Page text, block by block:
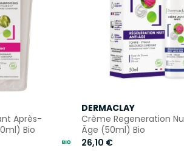
Après-
Bio
DERMACLAY
Crème Regeneration
Âge (50ml) Bio
26,10 €